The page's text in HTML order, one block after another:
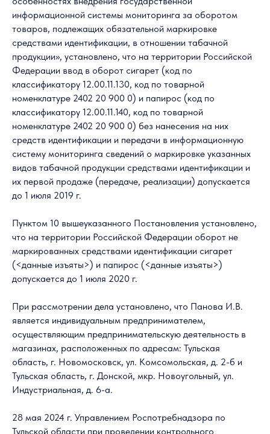
информационной системы мониторинга за оборотом
товаров, подлежащих обязательной маркировке
средствами идентификации, в отношении табачной
продукции», установлено, что на территории Российской
Федерации ввод в оборот сигарет (код по
классификатору 12.00.11.130, код по товарной
номенклатуре 2402 20 900 0) и папирос (код по
классификатору 12.00.11.140, код по товарной
номенклатуре 2402 20 900 0) без нанесения на них
средств идентификации и передачи в информационную
систему мониторинга сведений о маркировке указанных
видов табачной продукции средствами идентификации и
их первой продаже (передаче, реализации) допускается
до 1 июля 2019 г.
Пунктом 10 вышеуказанного Постановления установлено,
что на территории Российской Федерации оборот не
маркированных средствами идентификации сигарет
(<данные изъяты>) и папирос (<данные изъяты>)
допускается до 1 июля 2020 г.
При рассмотрении дела установлено, что Панова И.В.
является индивидуальным предпринимателем,
осуществляющим предпринимательскую деятельность в
магазинах, расположенных по адресам: Тульская
область, г. Новомосковск, ул. Комсомольская, д. 2-б и
Тульская область, г. Донской, мкр. Новоугольный, ул.
Индустриальная, д. 6-а.
28 мая 2024 г. Управлением Роспотребнадзора по
Тульской области при проведении контрольного